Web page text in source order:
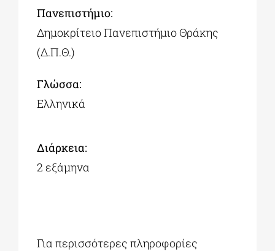
Πανεπιστήμιο:
Δημοκρίτειο Πανεπιστήμιο Θράκης
(Δ.Π.Θ.)
Γλώσσα:
Ελληνικά
Διάρκεια:
2 εξάμηνα
Για περισσότερες πληροφορίες